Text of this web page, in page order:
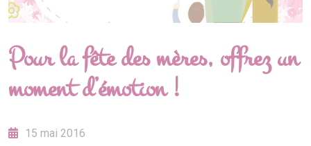
Pour la fête des mères, offrez un
moment d’émotion !
15 mai 2016